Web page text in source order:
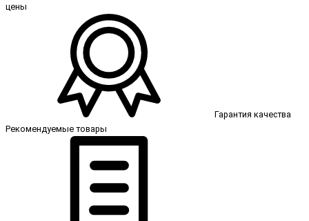
цены
Гарантия качества
Рекомендуемые товары